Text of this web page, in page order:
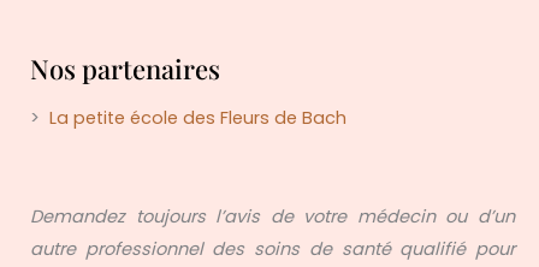
Nos partenaires
> La petite école des Fleurs de Bach
Demandez toujours l’avis de votre médecin ou d’un
autre professionnel des soins de santé qualifié pour